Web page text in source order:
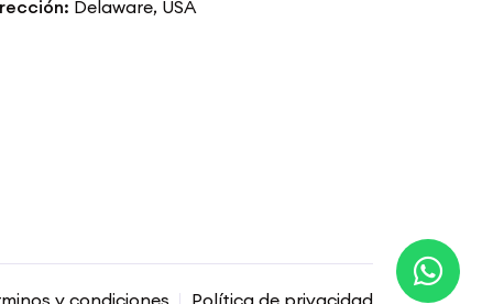
Delaware, USA